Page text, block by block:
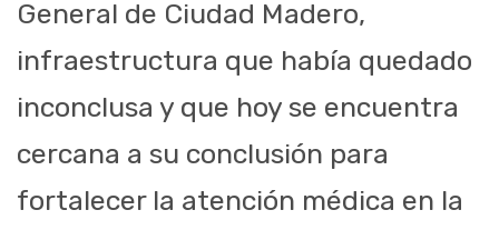
General de Ciudad Madero,
infraestructura que había quedado
inconclusa y que hoy se encuentra
cercana a su conclusión para
fortalecer la atención médica en la